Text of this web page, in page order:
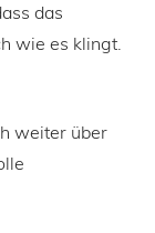
das
wie es klingt.
weiter über